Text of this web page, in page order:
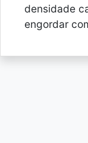
densidade
engordar